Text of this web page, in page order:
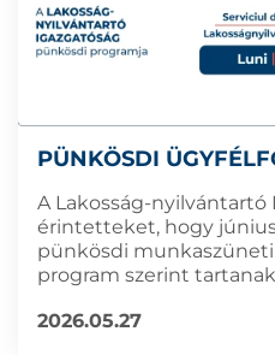
PÜNKÖSDI
A Lakosság-nyilvántartó
érintetteket, hogy június
pünkösdi
program szerint
2026.05.27